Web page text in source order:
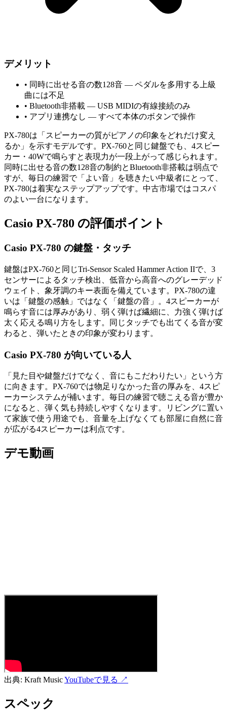
デメリット
• 同時に出せる音の数128音 — ペダルを多用する上級
曲には不足
• Bluetooth非搭載 — USB MIDIの有線接続のみ
• アプリ連携なし — すべて本体のボタンで操作
PX-780は「スピーカーの質がピアノの印象をどれだけ変え
るか」を示すモデルです。PX-760と同じ鍵盤でも、4スピー
カー・40Wで鳴らすと表現力が一段上がって感じられます。
同時に出せる音の数128音の制約とBluetooth非搭載は弱点で
すが、毎日の練習で「よい音」を聴きたい中級者にとって、
PX-780は着実なステップアップです。中古市場ではコスパ
のよい一台になります。
Casio PX-780 の評価ポイント
Casio PX-780 の鍵盤・タッチ
鍵盤はPX-760と同じTri-Sensor Scaled Hammer Action IIで、3
センサーによるタッチ検出、低音から高音へのグレーデッド
ウェイト、象牙調のキー表面を備えています。PX-780の違
いは「鍵盤の感触」ではなく「鍵盤の音」。4スピーカーが
鳴らす音には厚みがあり、弱く弾けば繊細に、力強く弾けば
太く応える鳴り方をします。同じタッチでも出てくる音が変
わると、弾いたときの印象が変わります。
Casio PX-780 が向いている人
「見た目や鍵盤だけでなく、音にもこだわりたい」という方
に向きます。PX-760では物足りなかった音の厚みを、4スピ
ーカーシステムが補います。毎日の練習で聴こえる音が豊か
になると、弾く気も持続しやすくなります。リビングに置い
て家族で使う用途でも、音量を上げなくても部屋に自然に音
が広がる4スピーカーは利点です。
デモ動画
出典: Kraft MusicYouTubeで見る ↗
スペック